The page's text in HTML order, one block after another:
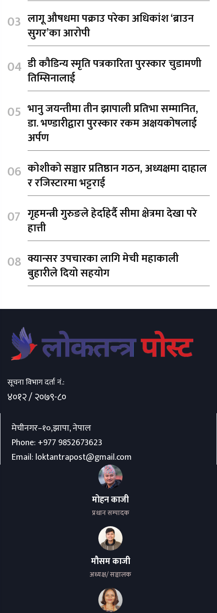
लागू औषधमा पक्राउ परेका अधिकांश ‘ब्राउन
सुगर’का आरोपी
डी कौडिन्य स्मृति पत्रकारिता पुरस्कार चुडामणी
तिम्सिनालाई
भानु जयन्तीमा तीन झापाली प्रतिभा सम्मानित,
डा. भण्डारीद्वारा पुरस्कार रकम अक्षयकोषलाई
अर्पण
कोशीको सञ्चार प्रतिष्ठान गठन, अध्यक्षमा दाहाल
र रजिस्टारमा भट्टराई
गृहमन्त्री गुरुङले हेर्दाहेर्दै सीमा क्षेत्रमा देखा परे
हात्ती
क्यान्सर उपचारका लागि मेची महाकाली
बुहारीले दियो सहयोग
सूचना विभाग दर्ता नं.:
४०१२ / २०७९-८०
मेचीनगर–१०,झापा, नेपाल
Phone: +977 9852673623
Email: loktantrapost@gmail.com
मोहन काजी
प्रधान सम्पादक
मौसम काजी
अध्यक्ष/ सञ्चालक